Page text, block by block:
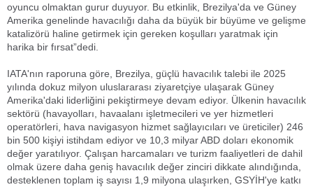
oyuncu olmaktan gurur duyuyor. Bu etkinlik, Brezilya'da ve Güney
Amerika genelinde havacılığı daha da büyük bir büyüme ve gelişme
katalizörü haline getirmek için gereken koşulları yaratmak için
harika bir fırsat”dedi.
IATA'nın raporuna göre, Brezilya, güçlü havacılık talebi ile 2025
yılında dokuz milyon uluslararası ziyaretçiye ulaşarak Güney
Amerika'daki liderliğini pekiştirmeye devam ediyor. Ülkenin havacılık
sektörü (havayolları, havaalanı işletmecileri ve yer hizmetleri
operatörleri, hava navigasyon hizmet sağlayıcıları ve üreticiler) 246
bin 500 kişiyi istihdam ediyor ve 10,3 milyar ABD doları ekonomik
değer yaratılıyor. Çalışan harcamaları ve turizm faaliyetleri de dahil
olmak üzere daha geniş havacılık değer zinciri dikkate alındığında,
desteklenen toplam iş sayısı 1,9 milyona ulaşırken, GSYİH'ye katkı